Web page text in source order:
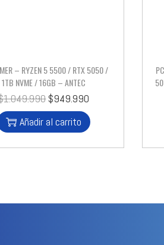
– RYZEN 5 5500 / RTX 5050 /
1TB NVME / 16GB – ANTEC
1.049.990$949.990
Añadir al carrito